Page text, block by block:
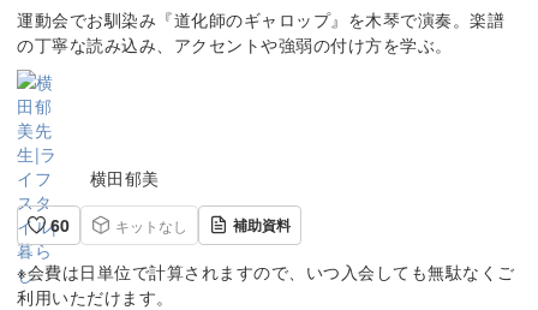
運動会でお馴染み『道化師のギャロップ』を木琴で演奏。楽譜
の丁寧な読み込み、アクセントや強弱の付け方を学ぶ。
横田郁美
60
キットなし 補助資料
※会費は日単位で計算されますので、いつ入会しても無駄なくご
利用いただけます。